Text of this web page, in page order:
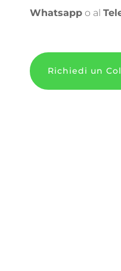
Whatsapp o al
Richiedi un